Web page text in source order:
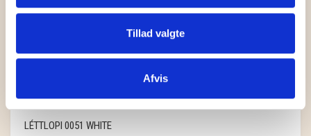
Tillad valgte
Afvis
LÉTTLOPI 0051 WHITE